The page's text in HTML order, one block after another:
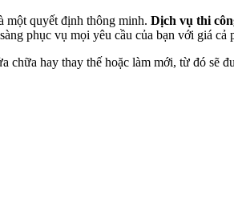
một quyết định thông minh. Dịch vụ thi
phục vụ mọi yêu cầu của bạn với giá cả
hay thay thế hoặc làm mới, từ đó sẽ